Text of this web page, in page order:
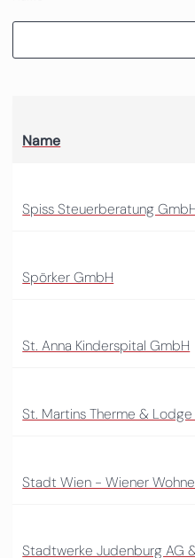
Name
Spiss Steuerberatung
Spörker GmbH
St. Anna Kinderspital GmbH
St. Martins Therme &
Stadt Wien - Wiener
Stadtwerke Judenburg AG